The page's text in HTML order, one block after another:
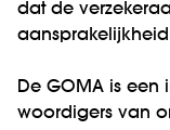
dat de
De GOMA is een
woordigers van